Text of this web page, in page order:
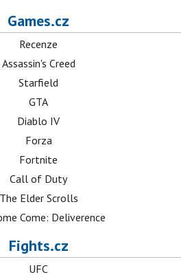
Games.cz
Recenze
Assassin's Creed
Starfield
GTA
Diablo IV
Forza
Fortnite
Call of Duty
The Elder Scrolls
Come: Deliverence
Fights.cz
UFC